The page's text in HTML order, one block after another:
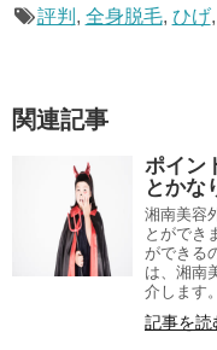
評判 , 全身脱毛, ひげ,
関連記事
ポイン
とかな
湘南美容
とができ
ができる
は、湘南
介します。
記事を読